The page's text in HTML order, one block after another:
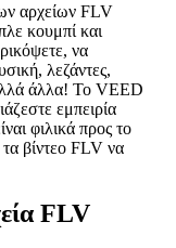
αρχείων FLV
κουμπί και
να
λεζάντες,
άλλα! Το VEED
εμπειρία
φιλικά προς το
βίντεο FLV να
FLV